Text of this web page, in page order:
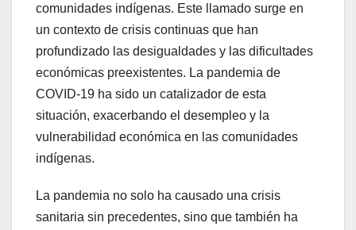
comunidades indígenas. Este llamado surge en
un contexto de crisis continuas que han
profundizado las desigualdades y las dificultades
económicas preexistentes. La pandemia de
COVID-19 ha sido un catalizador de esta
situación, exacerbando el desempleo y la
vulnerabilidad económica en las comunidades
indígenas.
La pandemia no solo ha causado una crisis
sanitaria sin precedentes, sino que también ha